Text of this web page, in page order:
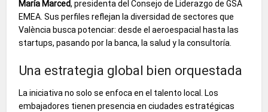
María Marced, presidenta del Consejo de Liderazgo de GSA
EMEA. Sus perfiles reflejan la diversidad de sectores que
València busca potenciar: desde el aeroespacial hasta las
startups, pasando por la banca, la salud y la consultoría.
Una estrategia global bien orquestada
La iniciativa no solo se enfoca en el talento local. Los
embajadores tienen presencia en ciudades estratégicas